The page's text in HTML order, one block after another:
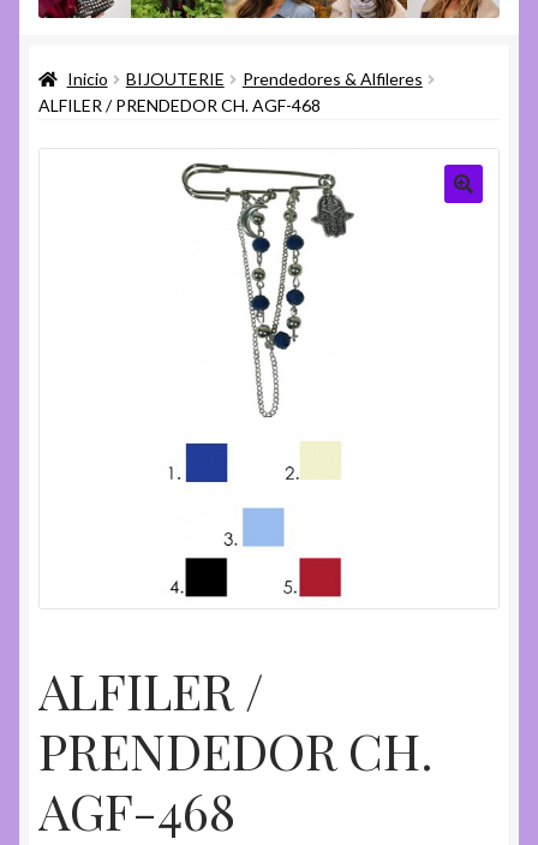
menú
Ayuda
menú
hijo
Inicio BIJOUTERIE
Prendedores & Alfileres
ALFILER / PRENDEDOR CH. AGF-468
ALFILER /
PRENDEDOR CH.
AGF-468